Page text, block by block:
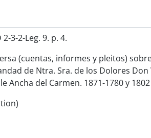
2-3-2-Leg. 9. p. 4.
(cuentas, informes y pleitos)
de Ntra. Sra. de los Dolores Don
Ancha del Carmen. 1871-1780 y 1802